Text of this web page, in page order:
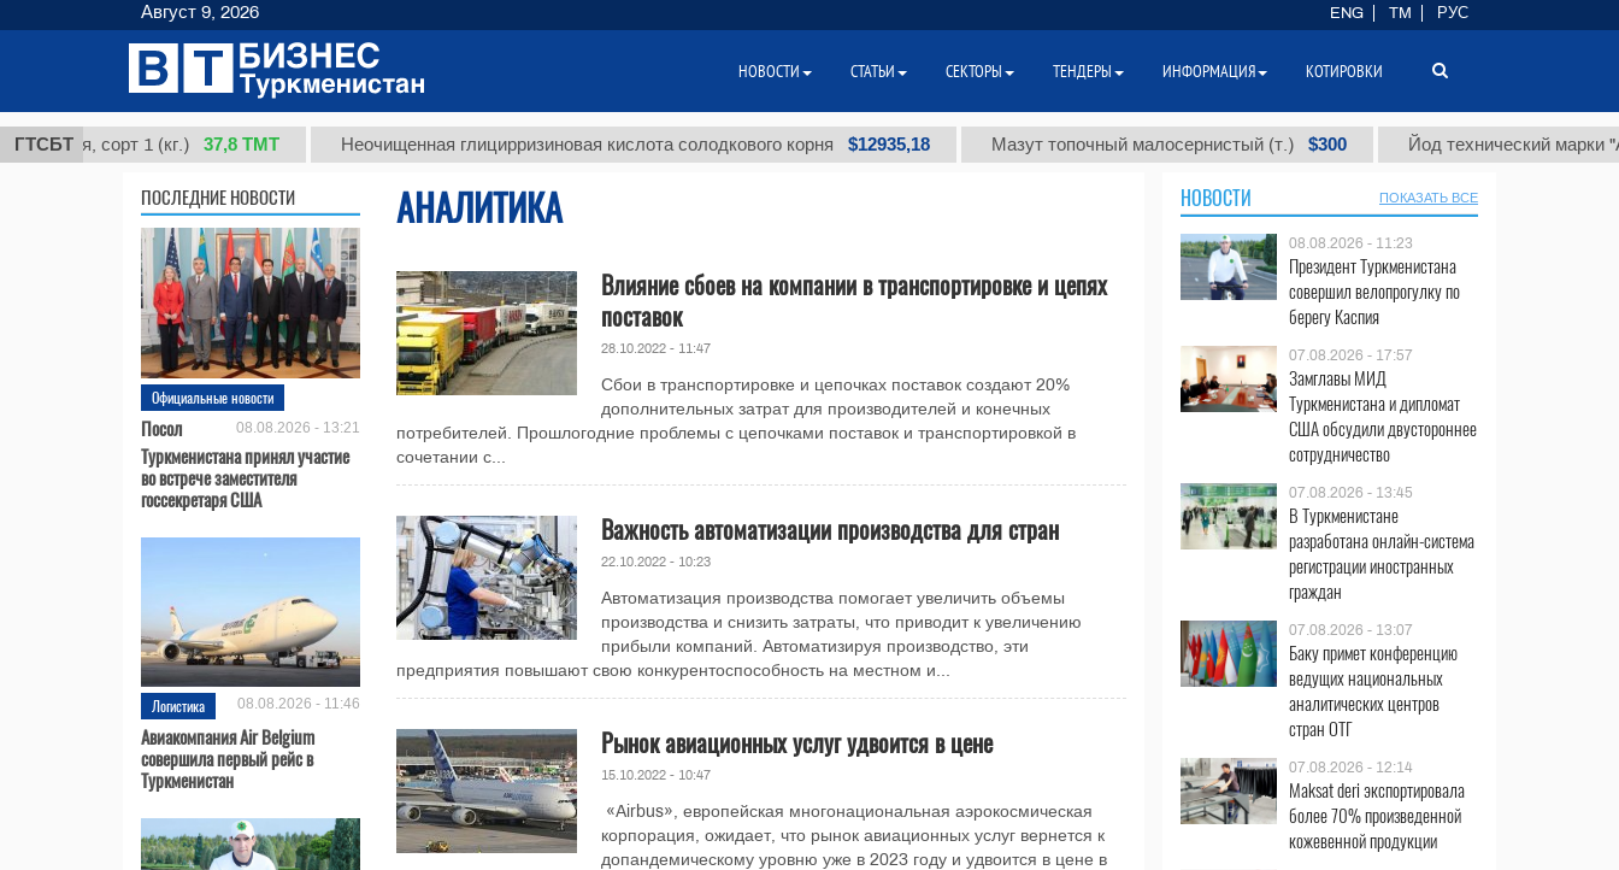
ГТСБТ
сорт 1 (кг.) 37,8 ТМТ Неочищенная глицирризиновая кислота солодкового корня $12935,18 Мазут топочный малосернистый (т.) $300 Йод технический марки "А" (т.)
ПОСЛЕДНИЕ НОВОСТИ
Официальные новости
08.08.2026 - 13:21
Посол
Туркменистана принял участие
во встрече заместителя
госсекретаря США
Логистика 08.08.2026 - 11:46
Авиакомпания Air Belgium
совершила первый рейс в
Туркменистан
АНАЛИТИКА
Влияние сбоев на компании в транспортировке и цепях
поставок
28.10.2022 - 11:47
Сбои в транспортировке и цепочках поставок создают 20%
дополнительных затрат для производителей и конечных
потребителей. Прошлогодние проблемы с цепочками поставок и транспортировкой в ​​
сочетании с...
Важность автоматизации производства для стран
22.10.2022 - 10:23
Автоматизация производства помогает увеличить объемы
производства и снизить затраты, что приводит к увеличению
прибыли компаний. Автоматизируя производство, эти
предприятия повышают свою конкурентоспособность на местном и...
Рынок авиационных услуг удвоится в цене
15.10.2022 - 10:47
«Airbus», европейская многонациональная аэрокосмическая
корпорация, ожидает, что рынок авиационных услуг вернется к
допандемическому уровню уже в 2023 году и удвоится в цене в
НОВОСТИ ПОКАЗАТЬ ВСЕ
08.08.2026 - 11:23
Президент Туркменистана
совершил велопрогулку по
берегу Каспия
07.08.2026 - 17:57
Замглавы МИД
Туркменистана и дипломат
США обсудили двустороннее
сотрудничество
07.08.2026 - 13:45
В Туркменистане
разработана онлайн-система
регистрации иностранных
граждан
07.08.2026 - 13:07
Баку примет конференцию
ведущих национальных
аналитических центров
стран ОТГ
07.08.2026 - 12:14
Maksat deri экспортировала
более 70% произведенной
кожевенной продукции
Август 9, 2026 ENG TM РУС
НОВОСТИ СТАТЬИ СЕКТОРЫ ТЕНДЕРЫ ИНФОРМАЦИЯ КОТИРОВКИ